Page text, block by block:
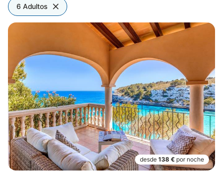
6 Adultos
desde 138 € por noche